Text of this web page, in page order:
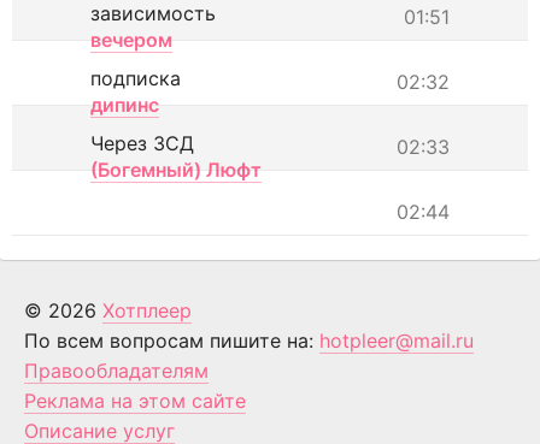
01:51
зависимость
вечером
02:32
подписка
дипинс
02:33
Через ЗСД
(Богемный) Люфт
02:44
© 2026 Хотплеер
По всем вопросам пишите на: hotpleer@mail.ru
Правообладателям
Реклама на этом сайте
Описание услуг